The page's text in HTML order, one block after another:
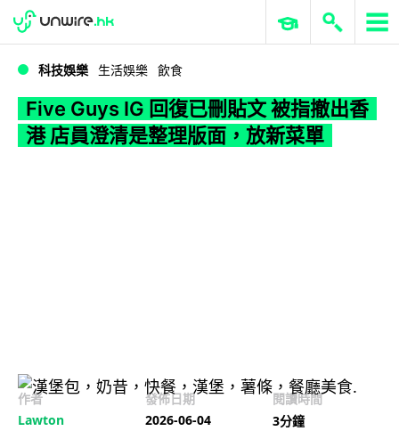
WWDC 2026 ERP 與商業 AI
科技娛樂 生活娛樂 飲食
Five Guys IG 回復已刪貼文 被指撤出香
港 店員澄清是整理版面，放新菜單
作者
Lawton
發佈日期
2026-06-04
閱讀時間
3分鐘